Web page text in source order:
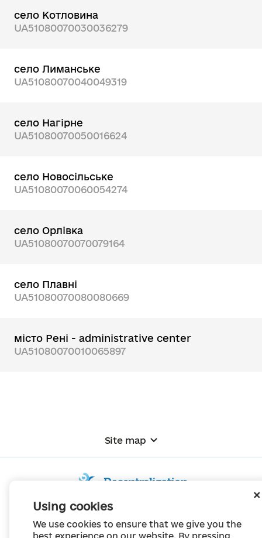
Using cookies
We use cookies to ensure that we give you the
best experience on our website. By pressing
село Котловина
UA51080070030036279
село Лиманське
UA51080070040049319
село Нагірне
UA51080070050016624
село Новосільське
UA51080070060054274
село Орлівка
UA51080070070079164
село Плавні
UA51080070080080669
місто Рені - administrative center
UA51080070010065897
Site map
© Portal "Decentralization", 2022
The project was created in 2014 to communicate the reform of local self-